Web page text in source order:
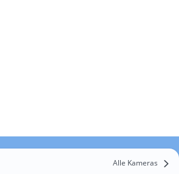
Alle Kameras